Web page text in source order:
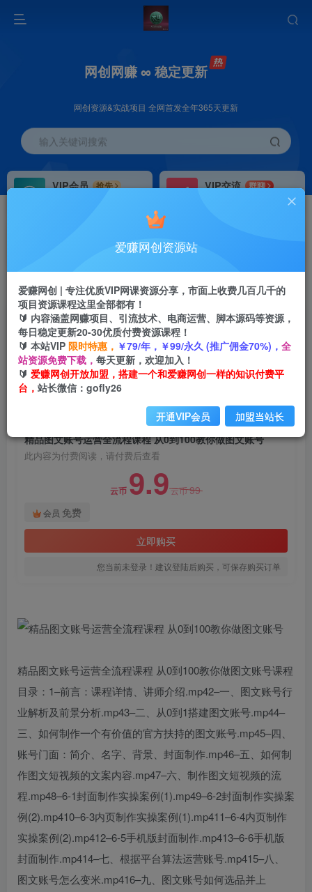
网创网赚 ∞ 稳定更新
网创资源&实战项目 全网首发全年365天更新
输入关键词搜索
VIP会员
抢先
VIP交流
群聊
研究探讨更多创业项目路子。
会员专属推广链接
首页 创业课程 会员免费 正文
精品图文账号运营全流程课程 从0到100教你做图
文账号
爱赚网创
2年前发布
关注 私信
精品图文账号运营全流程课程 从0到100教你做图文账号
此内容为付费阅读，请付费后查看
云币 9.9云币99
会员 免费
立即购买
您当前未登录！建议登陆后购买，可保存购买订单
精品图文账号运营全流程课程 从0到100教你做图文账号课程
目录：1–前言：课程详情、讲师介绍.mp42–一、图文账号行
业解析及前景分析.mp43–二、从0到1搭建图文账号.mp44–
三、如何制作一个有价值的官方扶持的图文账号.mp45–四、
账号门面：简介、名字、背景、封面制作.mp46–五、如何制
作图文短视频的文案内容.mp47–六、制作图文短视频的流
程.mp48–6-1封面制作实操案例(1).mp49–6-2封面制作实操案
例(2).mp410–6-3内页制作实操案例(1).mp411–6-4内页制作
实操案例(2).mp412–6-5手机版封面制作.mp413–6-6手机版
封面制作.mp414–七、根据平台算法运营账号.mp415–八、
图文账号怎么变米.mp416–九、图文账号如何选品并上
爱赚网创资源站
爱赚网创 | 专注优质VIP网课资源分享，市面上收费几百几千的
项目资源课程这里全部都有！
🔰 内容涵盖网赚项目、引流技术、电商运营、脚本源码等资源，
每日稳定更新20-30优质付费资源课程！
🔰 本站VIP 限时特惠， ￥79/年，￥99/永久 (推广佣金70%)， 全
站资源免费下载， 每天更新，欢迎加入！
🔰 爱赚网创开放加盟，搭建一个和爱赚网创一样的知识付费平
台， 站长微信：gofly26
开通VIP会员 加盟当站长